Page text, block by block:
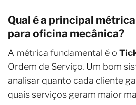
Qual é a principal
para oficina mecânica?
A métrica fundamental é o
Ordem de Serviço. Um bom
analisar quanto cada cliente
quais serviços geram maior